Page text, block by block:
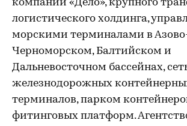
компаний «Дело», крупного
логистического холдинга,
морскими терминалами в
Черноморском, Балтийском и
Дальневосточном бассейнах,
железнодорожных
терминалов, парком
фитинговых платформ.